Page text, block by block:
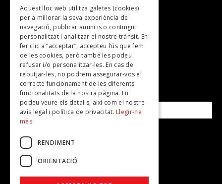
TV
Plans per fer
Revistes
SUBSCRIU-TE A LA NOSTRA NEWSLETTER!
Correu electrònic*
Accepto lapolítica de privacitat
Aquest lloc web utilitza galetes (cookies)
per a millorar la seva experiència de
navegació, publicar anuncis o contingut
personalitzat i analitzar el nostre trànsit. En
fer clic a “acceptar”, accepteu l’ús que fem
de les cookies, però també les podeu
refusar i/o personalitzar-les. En cas de
rebutjar-les, no podrem assegurar-vos el
correcte funcionament de les diferents
funcionalitats de la nostra pàgina. En
podeu veure els detalls, així com el nostre
avís legal i política de privacitat. Llegir-ne
més
RENDIMENT
ORIENTACIÓ